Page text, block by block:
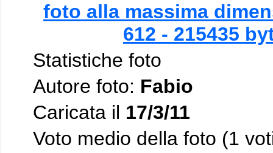
foto alla massima
612 - 215435
Statistiche foto
Autore foto: Fabio
Caricata il 17/3/11
Voto medio della foto (1